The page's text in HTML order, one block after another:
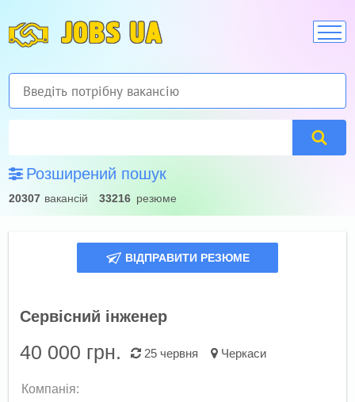
JOBS UA
Розширений пошук
20307 вакансій 33216 резюме
ВІДПРАВИТИ РЕЗЮМЕ
Сервісний інженер
40 000 грн. 25 червня Черкаси
Компанія: